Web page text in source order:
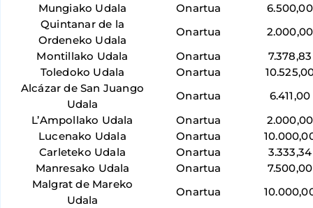
Mungiako Udala
Onartua
6.500,00
Quintanar de la
Ordeneko Udala
Onartua
2.000,00
Montillako Udala
Onartua
7.378,83
Toledoko Udala
Onartua
Alcázar de San Juango
Udala
Onartua
6.411,00
L’Ampollako Udala
Onartua
2.000,00
Lucenako Udala
Onartua
Carleteko Udala
Onartua
3.333,34
Manresako Udala
Onartua
7.500,00
Malgrat de Mareko
Udala
Onartua